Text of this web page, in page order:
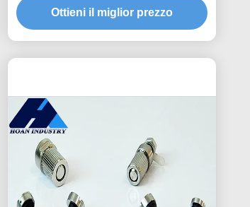
idroproteggenti traspiranti
Ottieni il miglior prezzo